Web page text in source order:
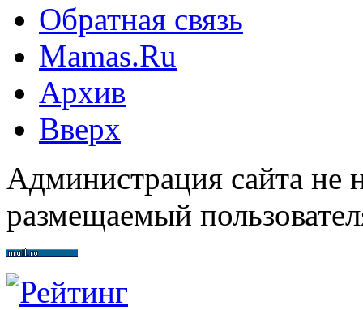
Обратная связь
Mamas.Ru
Архив
Вверх
Администрация сайта не
размещаемый